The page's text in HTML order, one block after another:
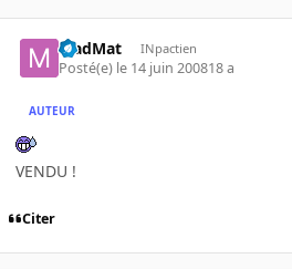
MadMat INpactien
Posté(e) le 14 juin 200818 a
AUTEUR
VENDU !
Citer